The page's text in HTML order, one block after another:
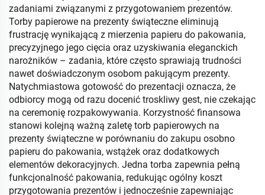
zadaniami związanymi z przygotowaniem prezentów.
Torby papierowe na prezenty świąteczne eliminują
frustrację wynikającą z mierzenia papieru do pakowania,
precyzyjnego jego cięcia oraz uzyskiwania eleganckich
narożników – zadania, które często sprawiają trudności
nawet doświadczonym osobom pakującym prezenty.
Natychmiastowa gotowość do prezentacji oznacza, że
odbiorcy mogą od razu docenić troskliwy gest, nie czekając
na ceremonię rozpakowywania. Korzystność finansowa
stanowi kolejną ważną zaletę torb papierowych na
prezenty świąteczne w porównaniu do zakupu osobno
papieru do pakowania, wstążek oraz dodatkowych
elementów dekoracyjnych. Jedna torba zapewnia pełną
funkcjonalność pakowania, redukując ogólny koszt
przygotowania prezentów i jednocześnie zapewniając